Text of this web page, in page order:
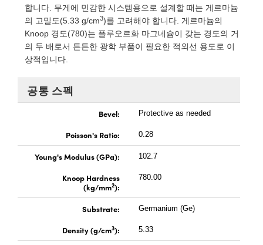
Components
(UFI)
합니다. 무게에 민감한 시스템용으로 설계할 때는 게르마늄
의 고밀도(5.33 g/cm3)를 고려해야 합니다. 게르마늄의
Knoop 경도(780)는 플루오르화 마그네슘이 갖는 경도의 거
의 두 배로서 튼튼한 광학 부품이 필요한 적외선 용도로 이
상적입니다.
공통 스펙
Bevel: Protective as needed
Poisson's Ratio: 0.28
Young's Modulus (GPa): 102.7
Knoop Hardness
(kg/mm2):
780.00
Substrate: Germanium (Ge)
Density (g/cm3): 5.33